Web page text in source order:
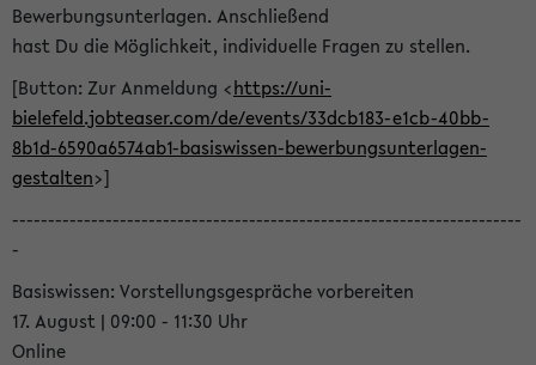
Bewerbungsunterlagen. Anschließend
hast Du die Möglichkeit, individuelle Fragen zu stellen.
[Button: Zur Anmeldung <https://uni-
bielefeld.jobteaser.com/de/events/33dcb183-e1cb-40bb-
8b1d-6590a6574ab1-basiswissen-bewerbungsunterlagen-
gestalten>]
-----------------------------------------------------------------------
-
Basiswissen: Vorstellungsgespräche vorbereiten
17. August | 09:00 - 11:30 Uhr
Online